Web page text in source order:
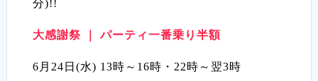
分)!!
大感謝祭 ｜ パーティ一番乗り半額
6月24日(水) 13時～16時・22時～翌3時